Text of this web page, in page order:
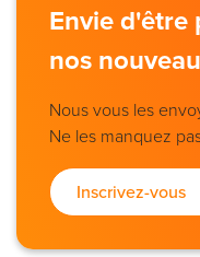
Envie d'être
nos
Nous vous les
Ne les manquez
Inscrivez-vous